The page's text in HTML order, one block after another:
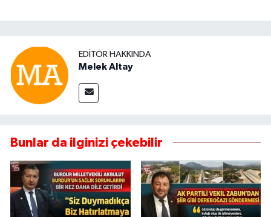
EDITÖR HAKKINDA
Melek Altay
Bunlar da ilginizi çekebilir